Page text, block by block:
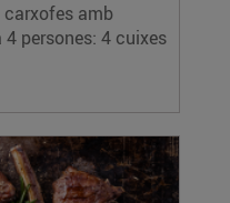
carxofes amb
persones: 4 cuixes